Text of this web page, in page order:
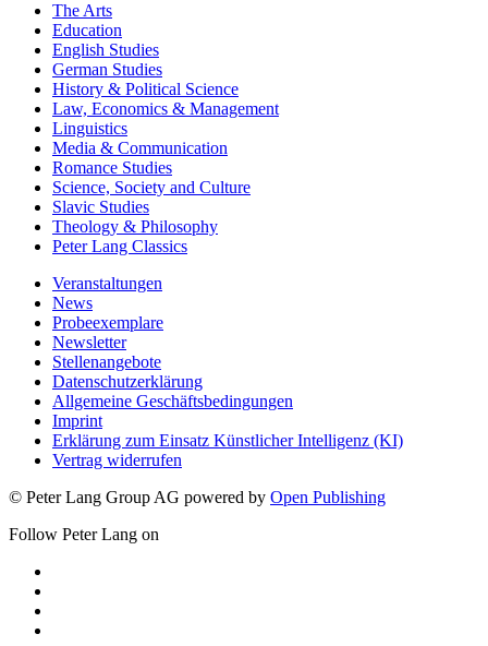
The Arts
Education
English Studies
German Studies
History & Political Science
Law, Economics & Management
Linguistics
Media & Communication
Romance Studies
Science, Society and Culture
Slavic Studies
Theology & Philosophy
Peter Lang Classics
Veranstaltungen
News
Probeexemplare
Newsletter
Stellenangebote
Datenschutzerklärung
Allgemeine Geschäftsbedingungen
Imprint
Erklärung zum Einsatz Künstlicher Intelligenz (KI)
Vertrag widerrufen
© Peter Lang Group AG powered by Open Publishing
Follow Peter Lang on